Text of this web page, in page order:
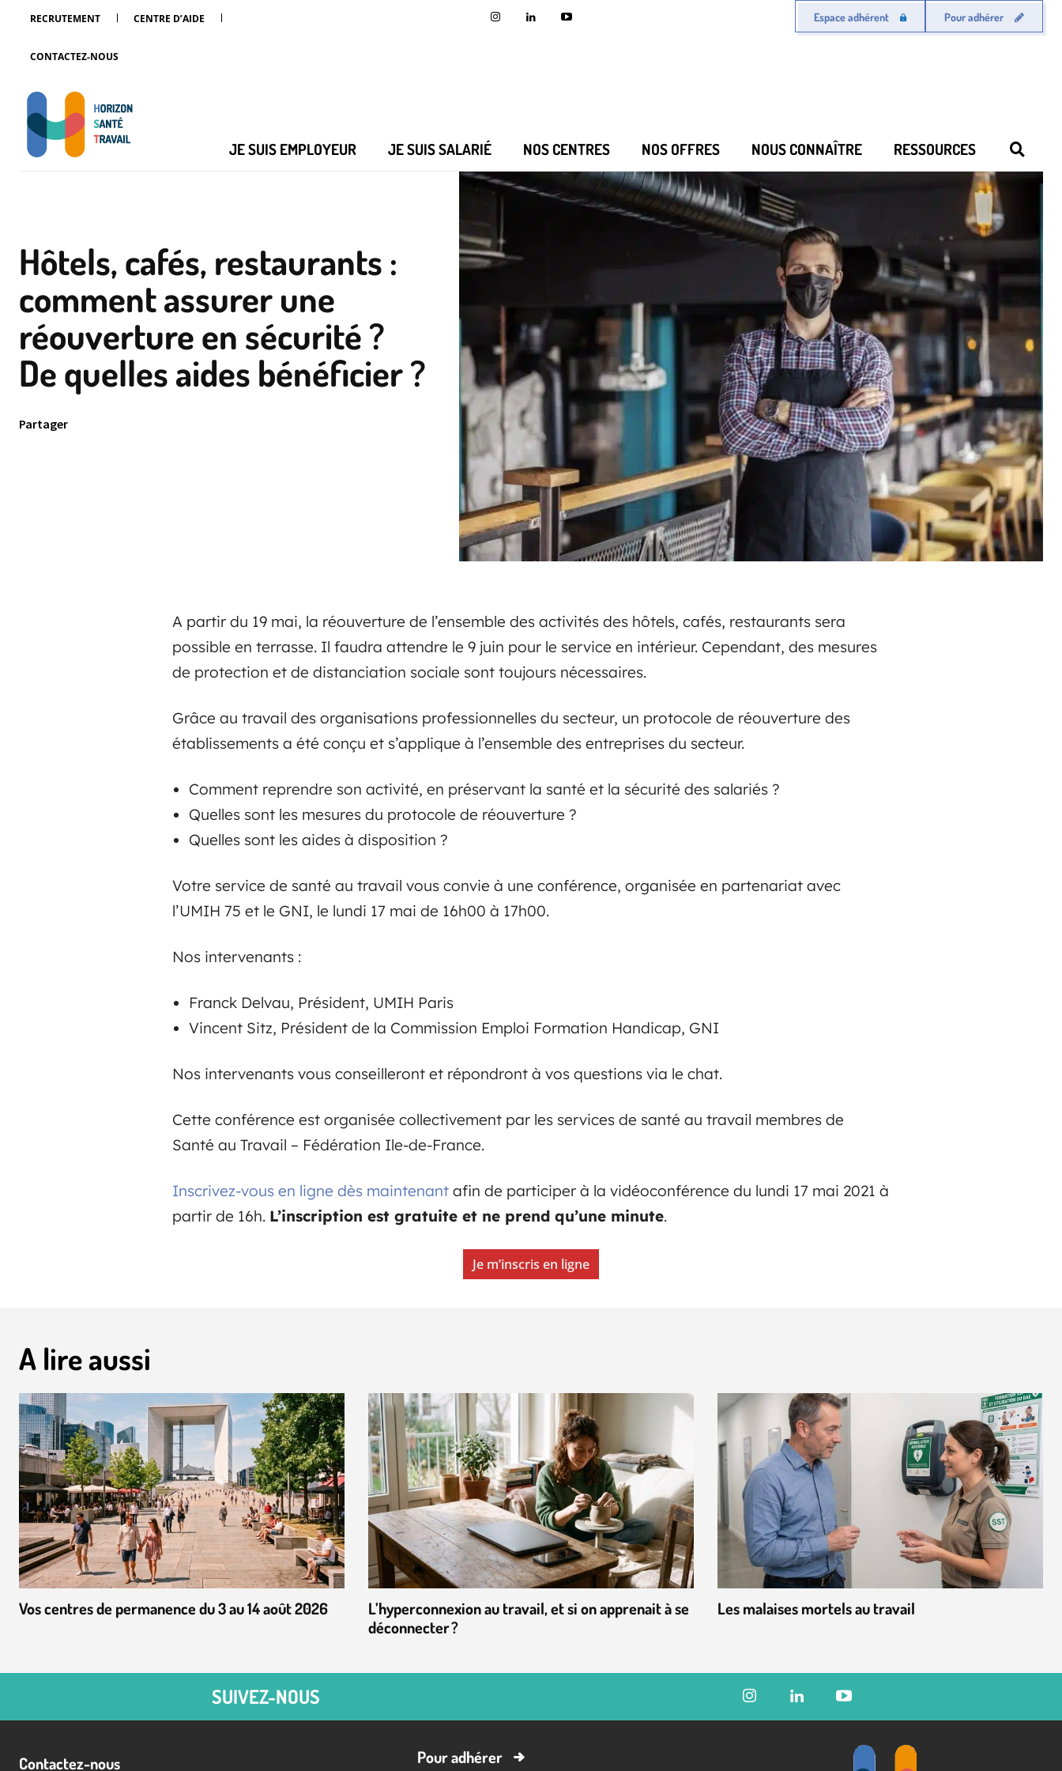
RECRUTEMENT CENTRE D’AIDE
CONTACTEZ-NOUS
Espace adhérent Pour adhérer
JE SUIS EMPLOYEUR JE SUIS SALARIÉ NOS CENTRES NOS OFFRES NOUS CONNAÎTRE RESSOURCES
Hôtels, cafés, restaurants :
comment assurer une
réouverture en sécurité ?
De quelles aides bénéficier ?
Partager
A partir du 19 mai, la réouverture de l’ensemble des activités des hôtels, cafés, restaurants sera
possible en terrasse. Il faudra attendre le 9 juin pour le service en intérieur. Cependant, des mesures
de protection et de distanciation sociale sont toujours nécessaires.
Grâce au travail des organisations professionnelles du secteur, un protocole de réouverture des
établissements a été conçu et s’applique à l’ensemble des entreprises du secteur.
Comment reprendre son activité, en préservant la santé et la sécurité des salariés ?
Quelles sont les mesures du protocole de réouverture ?
Quelles sont les aides à disposition ?
Votre service de santé au travail vous convie à une conférence, organisée en partenariat avec
l’UMIH 75 et le GNI, le lundi 17 mai de 16h00 à 17h00.
Nos intervenants :
Franck Delvau, Président, UMIH Paris
Vincent Sitz, Président de la Commission Emploi Formation Handicap, GNI
Nos intervenants vous conseilleront et répondront à vos questions via le chat.
Cette conférence est organisée collectivement par les services de santé au travail membres de
Santé au Travail – Fédération Ile-de-France.
Inscrivez-vous en ligne dès maintenant afin de participer à la vidéoconférence du lundi 17 mai 2021 à
partir de 16h. L’inscription est gratuite et ne prend qu’une minute.
Je m’inscris en ligne
A lire aussi
Vos centres de permanence du 3 au 14 août 2026
L’hyperconnexion au travail, et si on apprenait à se
déconnecter ?
Les malaises mortels au travail
SUIVEZ-NOUS
Contactez-nous Pour adhérer